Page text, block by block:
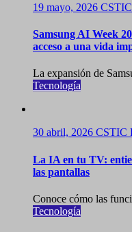
19 mayo, 2026
Samsung AI Week
acceso a una vida
La expansión de
Tecnología
30 abril, 2026 CSTIC
La IA en tu TV:
las pantallas
Conoce cómo las
Tecnología